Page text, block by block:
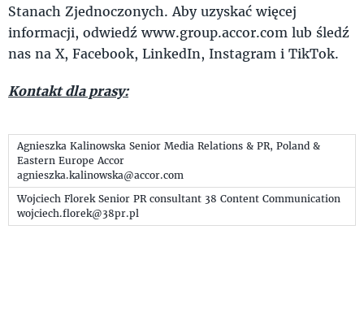
Stanach Zjednoczonych. Aby uzyskać więcej
informacji, odwiedź www.group.accor.com lub śledź
nas na X, Facebook, LinkedIn, Instagram i TikTok.
Kontakt dla prasy:
Agnieszka Kalinowska Senior Media Relations & PR, Poland &
Eastern Europe Accor
agnieszka.kalinowska@accor.com
Wojciech Florek Senior PR consultant 38 Content Communication
wojciech.florek@38pr.pl